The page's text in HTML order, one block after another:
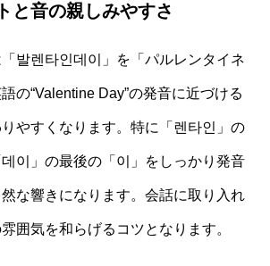
と音の親しみやすさ
발렌타인데이」を「パルレンタイネ
の“Valentine Day”の発音に近づける
やすくなります。特に「렌타인」の
이」の最後の「이」をしっかり発音
な響きになります。会話に取り入れ
囲気を和らげるコツとなります。